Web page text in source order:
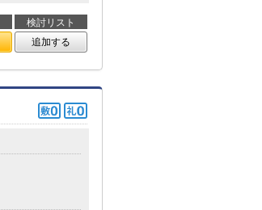
検討リスト
追加する